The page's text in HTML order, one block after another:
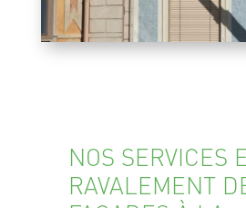
NOS SERVICES
RAVALEMENT